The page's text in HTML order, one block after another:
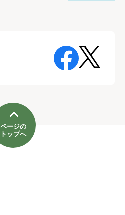
ページの
トップへ